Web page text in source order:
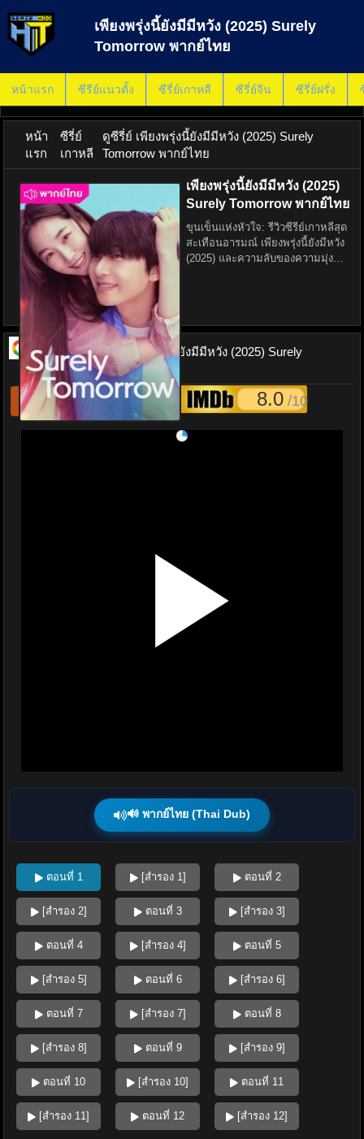
เพียงพรุ่งนี้ยังมีมีหวัง (2025) Surely
Tomorrow พากย์ไทย
หน้าแรก ซีรีย์แนวตั้ง ซีรี่ย์เกาหลี ซีรี่ย์จีน ซีรี่ย์ฝรั่ง
หน้า
แรก
ซีรี่ย์
เกาหลี
ดูซีรี่ย์ เพียงพรุ่งนี้ยังมีมีหวัง (2025) Surely
Tomorrow พากย์ไทย
เพียงพรุ่งนี้ยังมีมีหวัง (2025)
Surely Tomorrow พากย์ไทย
ขุนเข็นแห่งหัวใจ: รีวิวซีรีย์เกาหลีสุด
สะเทือนอารมณ์ เพียงพรุ่งนี้ยังมีหวัง
(2025) และความลับของความมุ่งมั่น
ดูซีรี่ย์ ออนไลน์
เพียงพรุ่งนี้ยังมีมีหวัง (2025) Surely
Tomorrow พากย์ไทย
รีเฟชหนังไม่เล่น แจ้งหนังเสีย 8.0 /10
🔊 พากย์ไทย (Thai Dub)
ตอนที่ 1 [สำรอง 1] ตอนที่ 2
[สำรอง 2] ตอนที่ 3 [สำรอง 3]
ตอนที่ 4 [สำรอง 4] ตอนที่ 5
[สำรอง 5] ตอนที่ 6 [สำรอง 6]
ตอนที่ 7 [สำรอง 7] ตอนที่ 8
[สำรอง 8] ตอนที่ 9 [สำรอง 9]
ตอนที่ 10 [สำรอง 10] ตอนที่ 11
[สำรอง 11] ตอนที่ 12 [สำรอง 12]